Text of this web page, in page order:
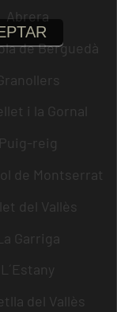
Abrera
de Berguedà
Granollers
i la Gornal
Puig-reig
de Montserrat
del Vallès
Garriga
L´Estany
del Vallès